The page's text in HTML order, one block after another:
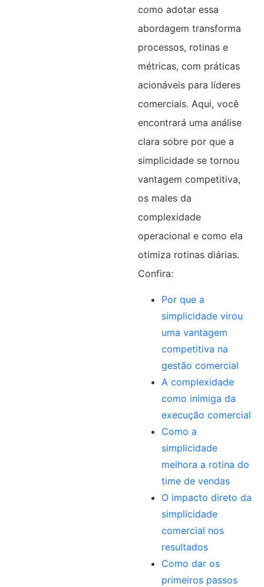
como adotar essa
abordagem transforma
processos, rotinas e
métricas, com práticas
acionáveis para líderes
comerciais. Aqui, você
encontrará uma análise
clara sobre por que a
simplicidade se tornou
vantagem competitiva,
os males da
complexidade
operacional e como ela
otimiza rotinas diárias.
Confira:
Por que a
simplicidade virou
uma vantagem
competitiva na
gestão comercial
A complexidade
como inimiga da
execução comercial
Como a
simplicidade
melhora a rotina do
time de vendas
O impacto direto da
simplicidade
comercial nos
resultados
Como dar os
primeiros passos